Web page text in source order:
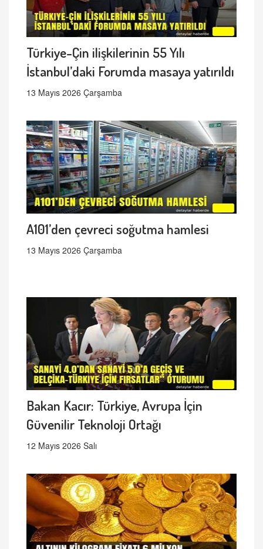
Türkiye-Çin ilişkilerinin 55 Yılı
İstanbul’daki Forumda masaya yatırıldı
13 Mayıs 2026 Çarşamba
A101’den çevreci soğutma hamlesi
13 Mayıs 2026 Çarşamba
Bakan Kacır: Türkiye, Avrupa İçin
Güvenilir Teknoloji Ortağı
12 Mayıs 2026 Salı